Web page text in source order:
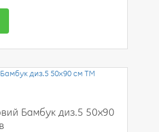
Бамбук диз.5 50х90